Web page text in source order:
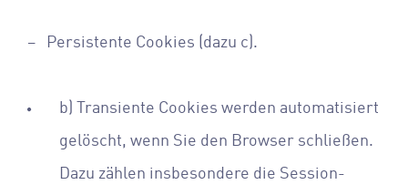
– Persistente Cookies (dazu c).
b) Transiente Cookies werden automatisiert
gelöscht, wenn Sie den Browser schließen.
Dazu zählen insbesondere die Session-